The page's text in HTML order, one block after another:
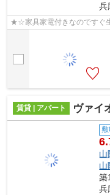
兵
★☆家具家電付きなのですぐ
賃貸 | アパート ヴァイ
山
山
築
兵